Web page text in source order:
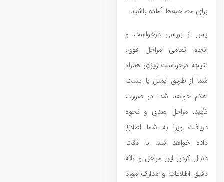
برای مصاحبه‌ها آماده باشید.
پس از بررسی درخواست و
انجام تمامی مراحل فوق،
نتیجه درخواست ویزای همراه
شما از طریق ایمیل یا پست
اعلام خواهد شد. در صورت
تأیید، مراحل بعدی و نحوه
دریافت ویزا به شما اطلاع
داده خواهد شد. با دقت
دنبال کردن این مراحل و ارائه
دقیق اطلاعات و مدارک مورد